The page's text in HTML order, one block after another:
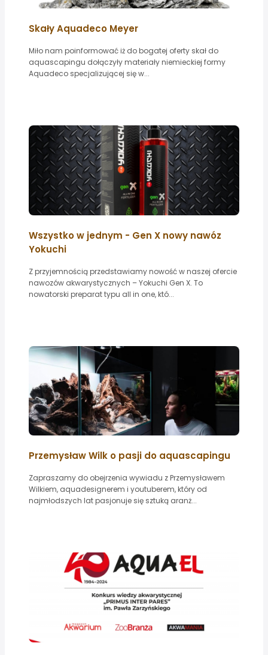
Skały Aquadeco Meyer
Miło nam poinformować iż do bogatej oferty skał do
aquascapingu dołączyły materiały niemieckiej formy
Aquadeco specjalizującej się w...
Wszystko w jednym - Gen X nowy nawóz
Yokuchi
Z przyjemnością przedstawiamy nowość w naszej ofercie
nawozów akwarystycznych – Yokuchi Gen X. To
nowatorski preparat typu all in one, któ...
Przemysław Wilk o pasji do aquascapingu
Zapraszamy do obejrzenia wywiadu z Przemysławem
Wilkiem, aquadesignerem i youtuberem, który od
najmłodszych lat pasjonuje się sztuką aranż...